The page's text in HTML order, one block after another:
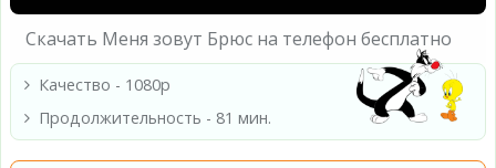
Скачать Меня зовут Брюс на телефон бесплатно
Качество - 1080p
Продолжительность - 81 мин.